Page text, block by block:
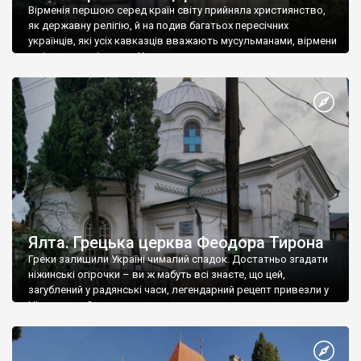
Вірменія першою серед країн світу прийняла християнство,
як державну релігію, й на подив багатьох пересічних
українців, які усіх кавказців вважають мусульманами, вірмени
є відданими вірянами Христа
Ялта. Грецька церква Феодора Тирона
Греки залишили Україні чималий спадок. Достатньо згадати
ніжинські огірочки – ви ж мабуть всі знаєте, що цей,
загублений у радянські часи, легендарний рецепт привезли у
Ніжин греки?